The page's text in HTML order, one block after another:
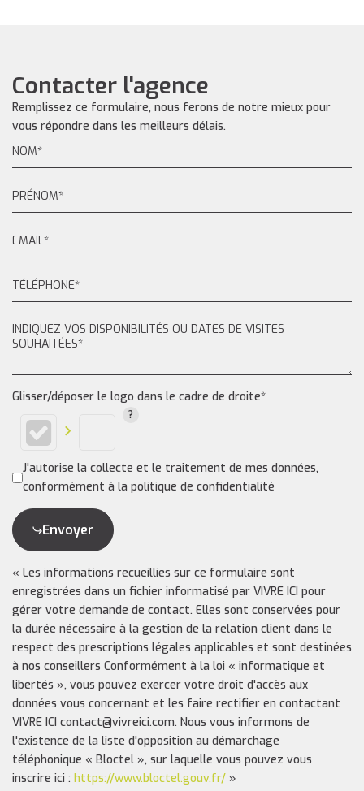
Contacter l'agence
Remplissez ce formulaire, nous ferons de notre mieux pour
vous répondre dans les meilleurs délais.
Glisser/déposer le logo dans le cadre de droite*
J'autorise la collecte et le traitement de mes données,
conformément à la politique de confidentialité
Envoyer
« Les informations recueillies sur ce formulaire sont
enregistrées dans un fichier informatisé par VIVRE ICI pour
gérer votre demande de contact. Elles sont conservées pour
la durée nécessaire à la gestion de la relation client dans le
respect des prescriptions légales applicables et sont destinées
à nos conseillers Conformément à la loi « informatique et
libertés », vous pouvez exercer votre droit d'accès aux
données vous concernant et les faire rectifier en contactant
VIVRE ICI contact@vivreici.com. Nous vous informons de
l'existence de la liste d'opposition au démarchage
téléphonique « Bloctel », sur laquelle vous pouvez vous
inscrire ici : https://www.bloctel.gouv.fr/ »